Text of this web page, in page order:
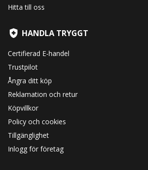
Hitta till oss
HANDLA TRYGGT
Certifierad E-handel
Trustpilot
Ångra ditt köp
Reklamation och retur
Köpvillkor
Policy och cookies
Tillgänglighet
Inlogg för företag